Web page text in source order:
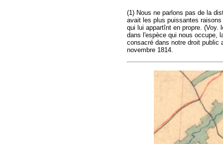
(1) Nous ne parlons pas de la
avait les plus puissantes
qui lui appartînt en propre. (Voy.
dans l'espèce qui nous occupe,
consacré dans notre droit public
novembre 1814.